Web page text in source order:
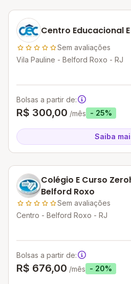
Centro Educacional
Sem avaliações
Vila Pauline - Belford Roxo - RJ
Bolsas a partir de:
R$ 300,00 /mês - 25%
Saiba
Colégio E Curso
Belford Roxo
Sem avaliações
Centro - Belford Roxo - RJ
Bolsas a partir de:
R$ 676,00 /mês - 20%